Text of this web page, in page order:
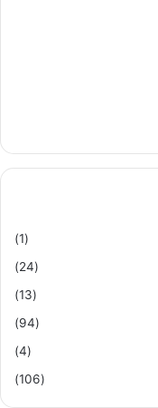
(1)
(24)
(13)
(94)
(4)
(106)